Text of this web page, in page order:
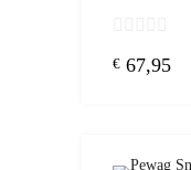
€ 67,95